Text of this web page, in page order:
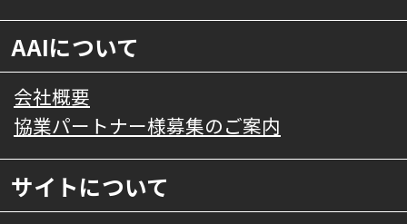
AAIについて
会社概要
協業パートナー様募集のご案内
サイトについて